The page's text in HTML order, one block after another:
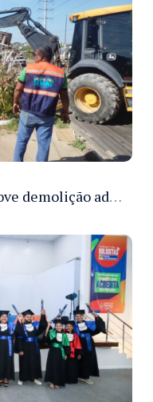
Prefeitura de Manaus promove demolição administrativa de cinco estruturas que ocupavam calçada pública